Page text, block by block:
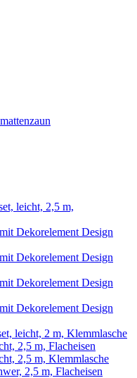
leicht, 2,5 m,
Dekorelement Design
Dekorelement Design
Dekorelement Design
Dekorelement Design
leicht, 2 m, Klemmlasche
2,5 m, Flacheisen
2,5 m, Klemmlasche
2,5 m, Flacheisen